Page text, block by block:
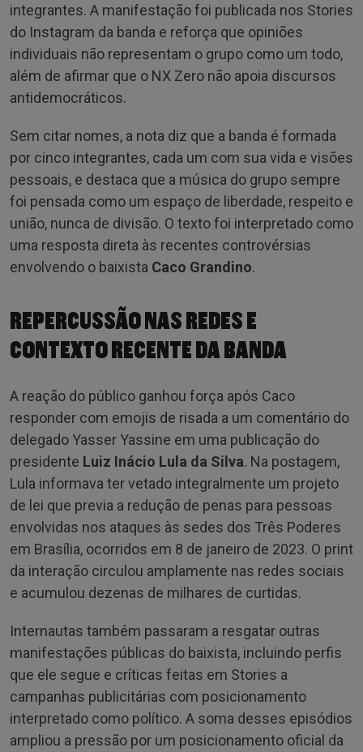
integrantes. A manifestação foi publicada nos Stories
do Instagram da banda e reforça que opiniões
individuais não representam o grupo como um todo,
além de afirmar que o NX Zero não apoia discursos
antidemocráticos.
Sem citar nomes, a nota diz que a banda é formada
por cinco integrantes, cada um com sua vida e visões
pessoais, e destaca que a música do grupo sempre
foi pensada como um espaço de liberdade, respeito e
união, nunca de divisão. O texto foi interpretado como
uma resposta direta às recentes controvérsias
envolvendo o baixista Caco Grandino.
REPERCUSSÃO NAS REDES E
CONTEXTO RECENTE DA BANDA
A reação do público ganhou força após Caco
responder com emojis de risada a um comentário do
delegado Yasser Yassine em uma publicação do
presidente Luiz Inácio Lula da Silva. Na postagem,
Lula informava ter vetado integralmente um projeto
de lei que previa a redução de penas para pessoas
envolvidas nos ataques às sedes dos Três Poderes
em Brasília, ocorridos em 8 de janeiro de 2023. O print
da interação circulou amplamente nas redes sociais
e acumulou dezenas de milhares de curtidas.
Internautas também passaram a resgatar outras
manifestações públicas do baixista, incluindo perfis
que ele segue e críticas feitas em Stories a
campanhas publicitárias com posicionamento
interpretado como político. A soma desses episódios
ampliou a pressão por um posicionamento oficial da